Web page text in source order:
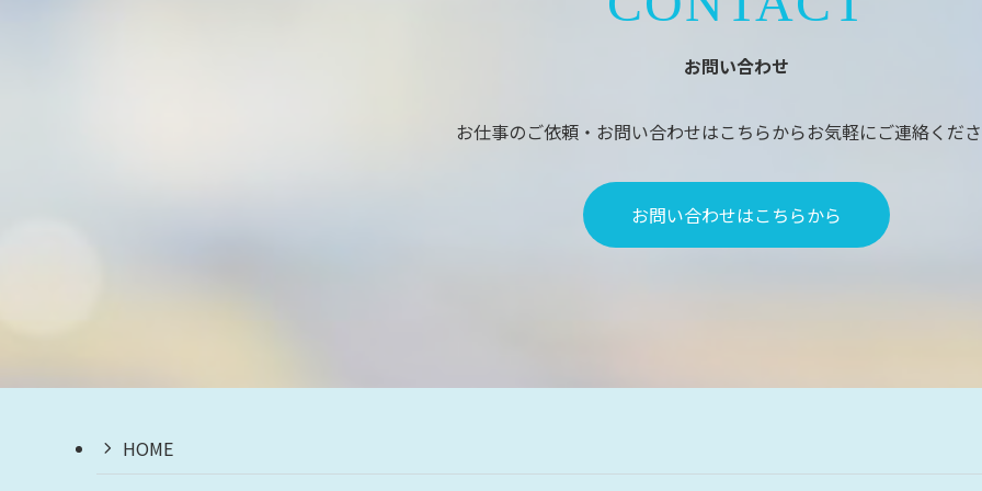
お問い合わせ
お仕事のご依頼・お問い合わせはこちらからお気軽にご連絡くだ
お問い合わせはこちらから
HOME